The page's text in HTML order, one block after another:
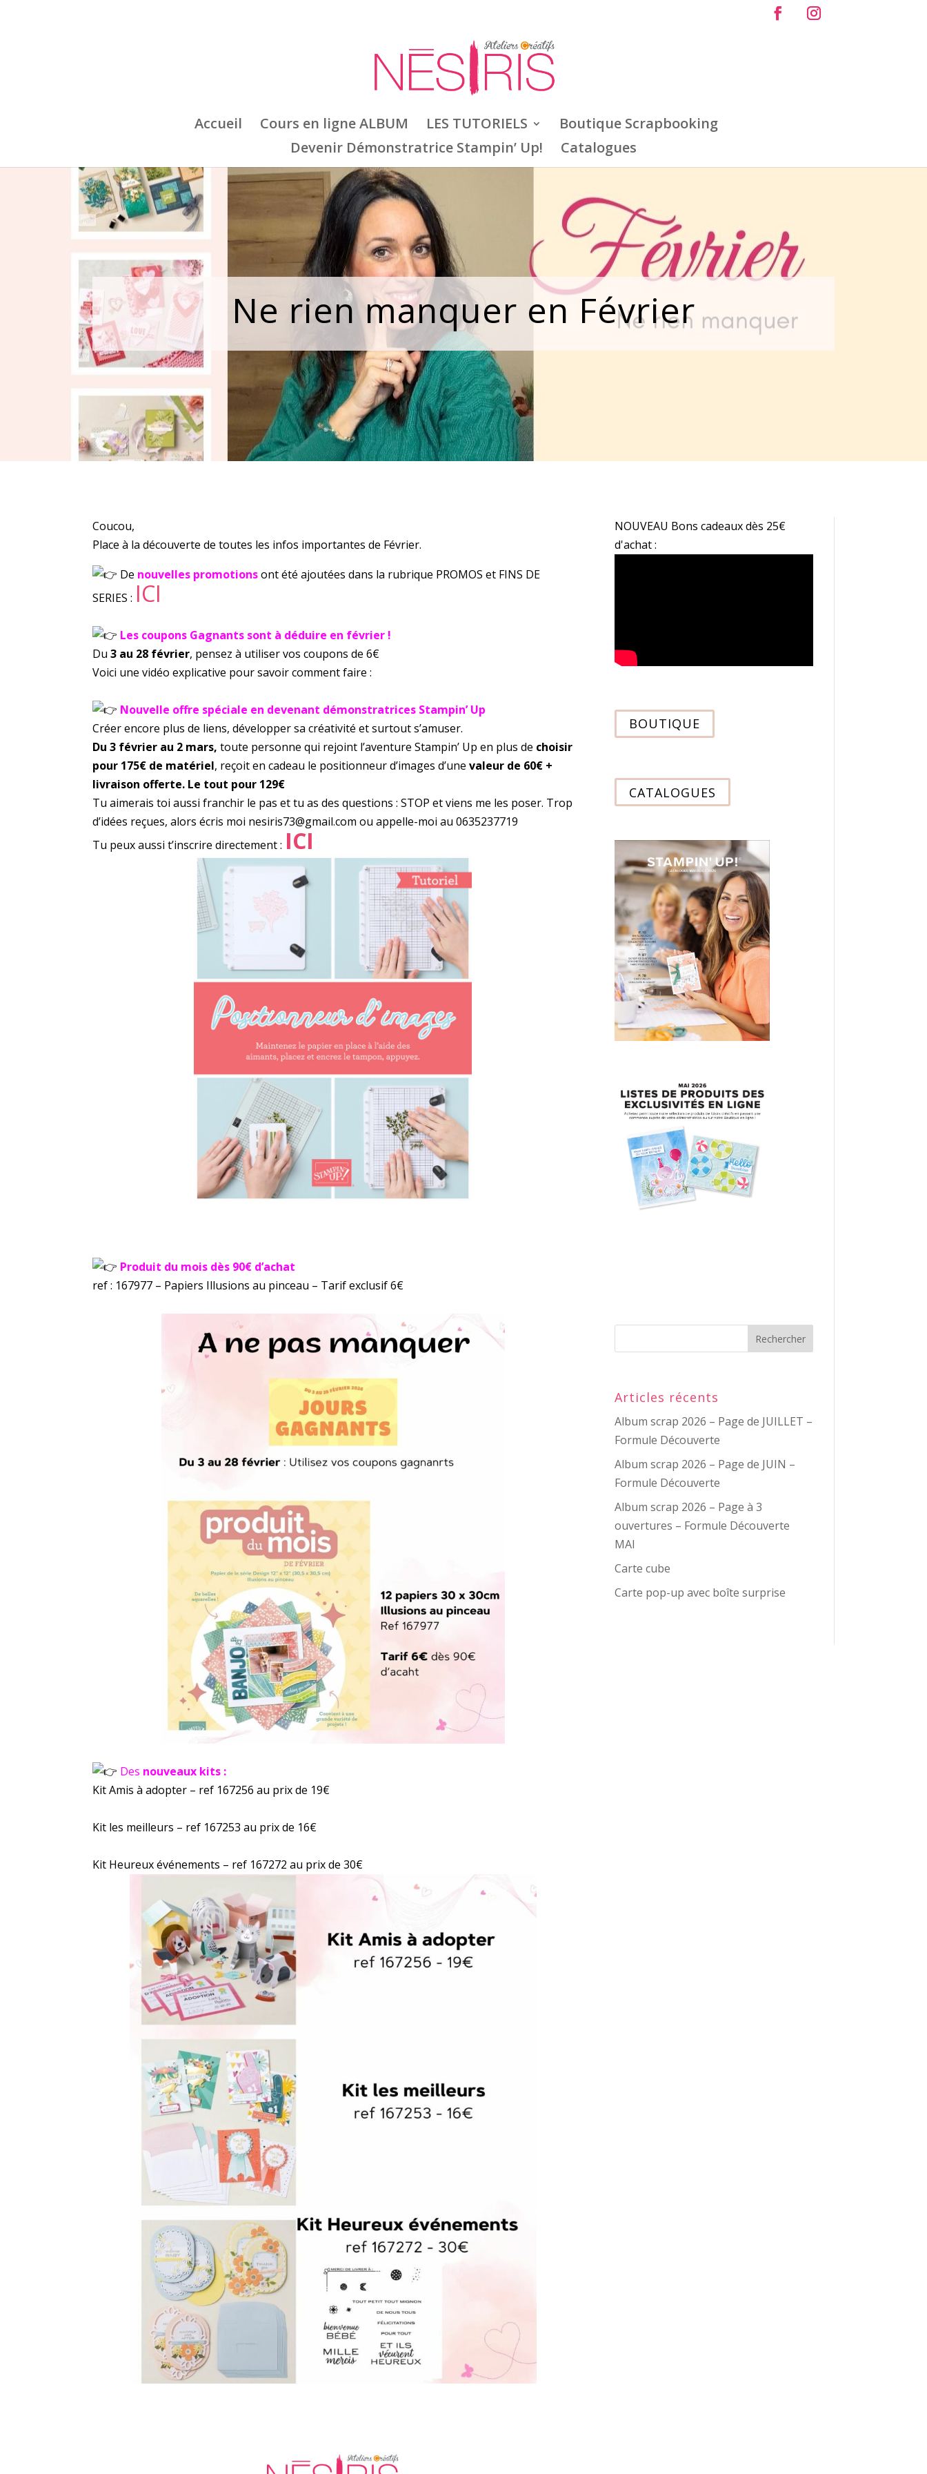
Accueil Cours en ligne ALBUM LES TUTORIELS
Boutique Scrapbooking
Devenir Démonstratrice Stampin’ Up!
Catalogues
Ne rien manquer en Février
Coucou,
Place à la découverte de toutes les infos importantes de Février.
De nouvelles promotions ont été ajoutées dans la rubrique PROMOS et FINS DE
SERIES : ICI
Les coupons Gagnants sont à déduire en février !
Du3 au 28 février, pensez à utiliser vos coupons de 6€
Voici une vidéo explicative pour savoir comment faire :
Nouvelle offre spéciale en devenant démonstratrices Stampin’ Up
Créer encore plus de liens, développer sa créativité et surtout s’amuser.
Du 3 février au 2 mars,toute personne qui rejoint l’aventure Stampin’ Up en plus de choisir
pour 175€ de matériel, reçoit en cadeau le positionneur d’images d’unevaleur de 60€ +
livraison offerte. Le tout pour 129€
Tu aimerais toi aussi franchir le pas et tu as des questions : STOP et viens me les poser. Trop
d’idées reçues, alors écris moi nesiris73@gmail.com ou appelle-moi au 0635237719
Tu peux aussi t’inscrire directement : ICI
Produit du mois dès 90€ d’achat
ref : 167977 – Papiers Illusions au pinceau – Tarif exclusif 6€
Des nouveaux kits :
Kit Amis à adopter – ref 167256 au prix de 19€
Kit les meilleurs – ref 167253 au prix de 16€
Kit Heureux événements – ref 167272 au prix de 30€
NOUVEAU Bons cadeaux dès 25€
d'achat :
BOUTIQUE
CATALOGUES
Articles récents
Album scrap 2026 – Page de JUILLET –
Formule Découverte
Album scrap 2026 – Page de JUIN –
Formule Découverte
Album scrap 2026 – Page à 3
ouvertures – Formule Découverte
MAI
Carte cube
Carte pop-up avec boîte surprise